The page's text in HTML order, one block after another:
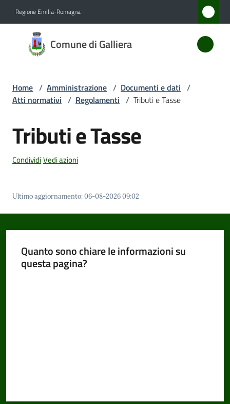
Regione Emilia-Romagna
Comune di Galliera
Comune
di
Novità
Servizi
Vivere
Amministrazione
Home / Amministrazione / Documenti e dati /
Atti normativi / Regolamenti / Tributi e Tasse
Tributi e Tasse
CondividiVedi azioni
Ultimo aggiornamento:06-08-2026 09:02
Quanto sono chiare le informazioni su
questa pagina?